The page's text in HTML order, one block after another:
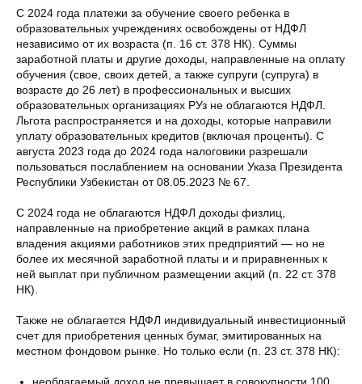
С 2024 года платежи за обучение своего ребенка в
образовательных учреждениях освобождены от НДФЛ
независимо от их возраста (п. 16 ст. 378 НК). Суммы
заработной платы и другие доходы, направленные на оплату
обучения (свое, своих детей, а также супруги (супруга) в
возрасте до 26 лет) в профессиональных и высших
образовательных организациях РУз не облагаются НДФЛ.
Льгота распространяется и на доходы, которые направили
уплату образовательных кредитов (включая проценты). С
августа 2023 года до 2024 года налоговики разрешали
пользоваться послаблением на основании Указа Президента
Республики Узбекистан от 08.05.2023 № 67.
С 2024 года не облагаются НДФЛ доходы физлиц,
направленные на приобретение акций в рамках плана
владения акциями работников этих предприятий — но не
более их месячной заработной платы и и приравненных к
ней выплат при публичном размещении акций (п. 22 ст. 378
НК).
Также не облагается НДФЛ индивидуальный инвестиционный
счет для приобретения ценных бумаг, эмитированных на
местном фондовом рынке. Но только если (п. 23 ст. 378 НК):
необлагаемый доход не превышает в совокупности 100